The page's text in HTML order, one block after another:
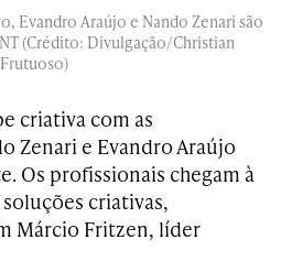
Evandro Araújo e Nando Zenari são
(Crédito: Divulgação/Christian
Frutuoso)
criativa com as
Zenari e Evandro Araújo
Os profissionais chegam à
criativas,
Márcio Fritzen, líder